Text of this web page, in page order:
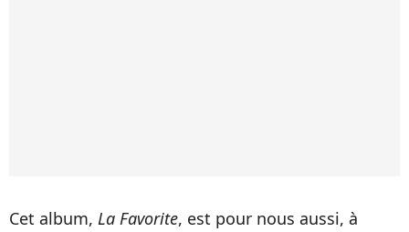
Cet album, La Favorite, est pour nous aussi, à